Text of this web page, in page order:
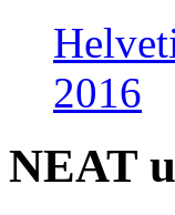
2016
NEAT